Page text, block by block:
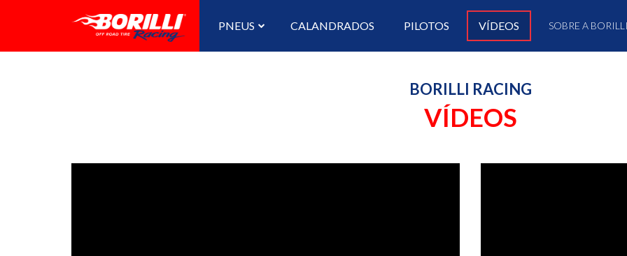
PNEUS CALANDRADOS PILOTOS VÍDEOS SOBRE A BORILLI
BORILLI RACING
VÍDEOS